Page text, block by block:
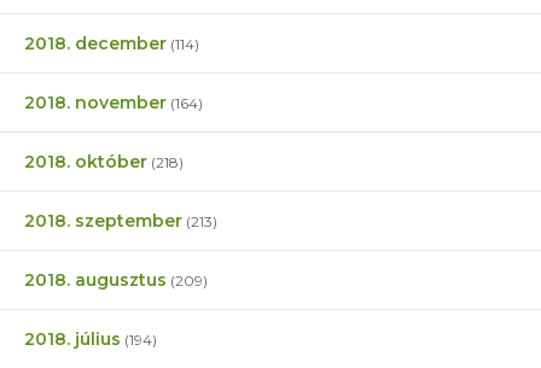
2018. december (114)
2018. november (164)
2018. október (218)
2018. szeptember (213)
2018. augusztus (209)
2018. július (194)